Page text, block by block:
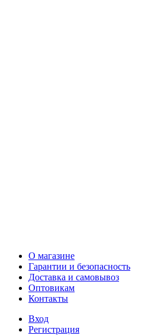
О магазине
Гарантии и безопасность
Доставка и самовывоз
Оптовикам
Контакты
Вход
Регистрация